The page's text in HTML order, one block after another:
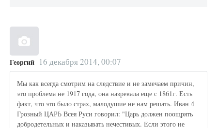
Георгий 16 декабря 2014, 00:07
Мы как всегда смотрим на следствие и не замечаем причин,
это проблема не 1917 года, она назревала еще с 1861г. Есть
факт, что это было страх, малодушие не нам решать. Иван 4
Грозный ЦАРЬ Всея Руси говорил: "Царь должен поощрять
добродетельных и наказывать нечестивых. Если этого не